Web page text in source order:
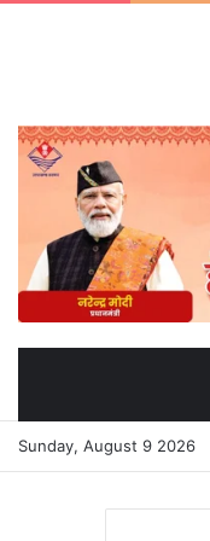
Sunday, August 9 2026